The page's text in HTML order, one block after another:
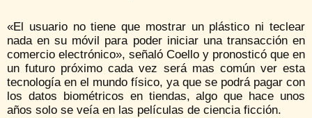
«El usuario no tiene que mostrar un plástico ni teclear
nada en su móvil para poder iniciar una transacción en
comercio electrónico», señaló Coello y pronosticó que en
un futuro próximo cada vez será mas común ver esta
tecnología en el mundo físico, ya que se podrá pagar con
los datos biométricos en tiendas, algo que hace unos
años solo se veía en las películas de ciencia ficción.